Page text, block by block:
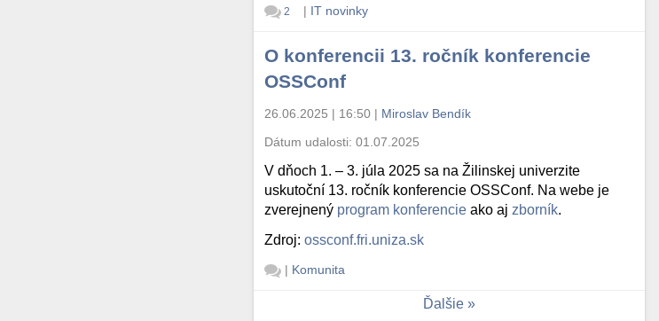
2 | IT novinky
O konferencii 13. ročník konferencie
OSSConf
26.06.2025 | 16:50 | Miroslav Bendík
Dátum udalosti:01.07.2025
V dňoch 1. – 3. júla 2025 sa na Žilinskej univerzite
uskutoční 13. ročník konferencie OSSConf. Na webe je
zverejnený program konferencie ako aj zborník.
Zdroj:ossconf.fri.uniza.sk
| Komunita
Ďalšie